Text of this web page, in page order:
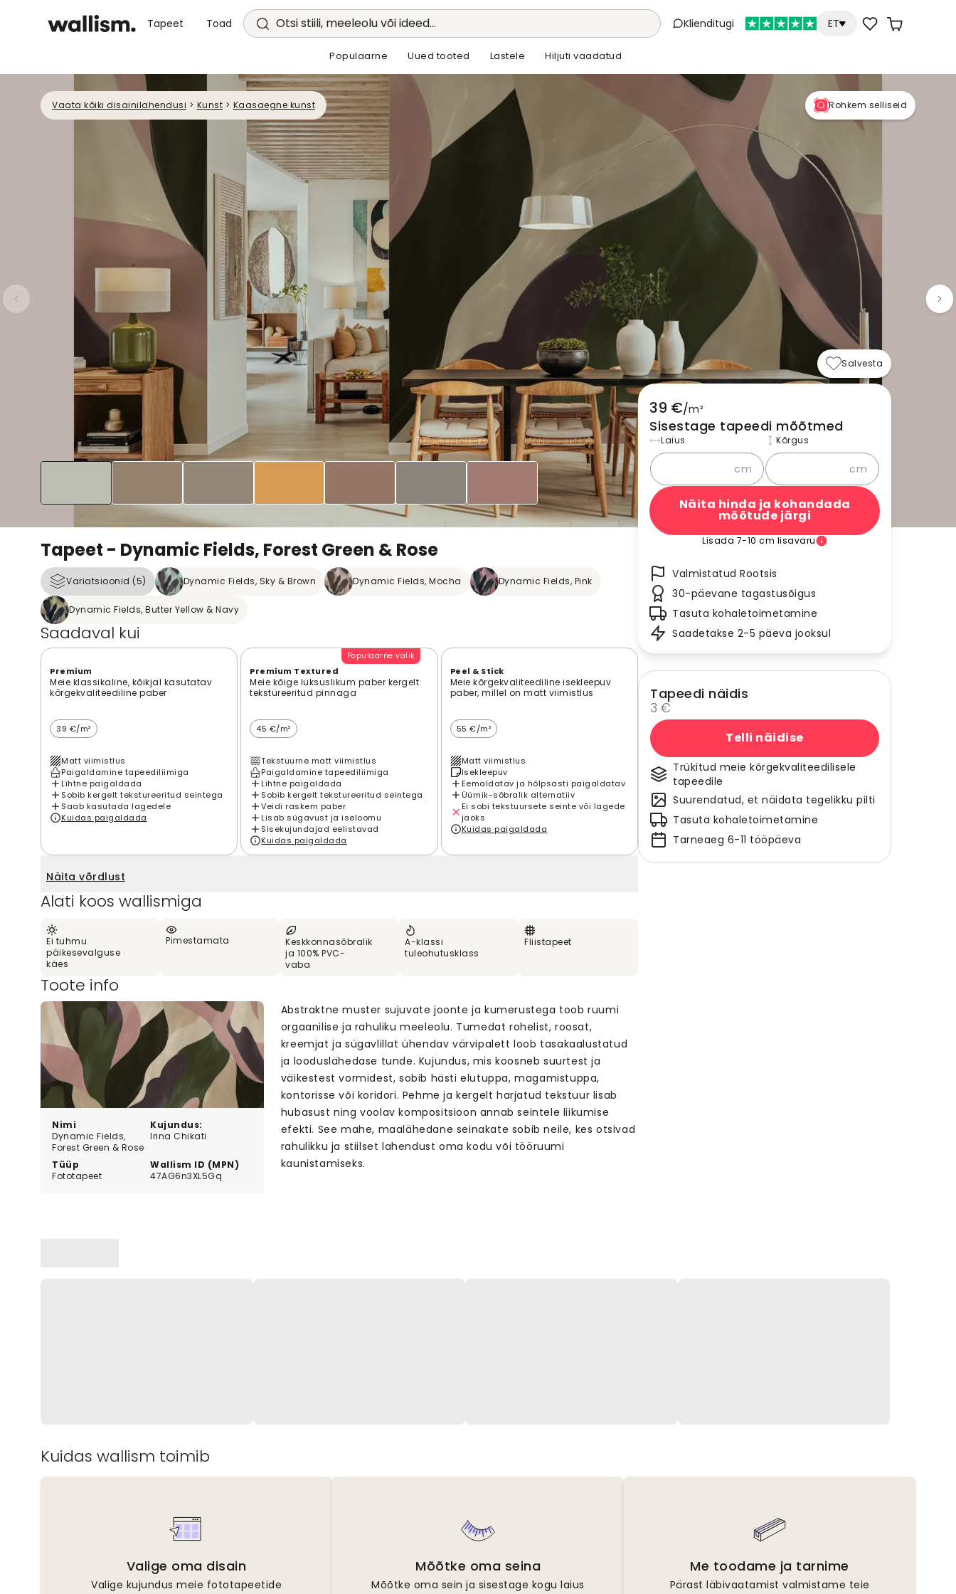
Tapeet Toad Otsi stiili, meeleolu või ideed... Klienditugi ET
Populaarne Uued tooted Lastele Hiljuti vaadatud
Vaata kõiki disainilahendusi > Kunst > Kaasaegne kunst Rohkem selliseid
Tapeet - Dynamic Fields, Forest Green & Rose
Variatsioonid (5) Dynamic Fields, Sky & Brown Dynamic Fields, Mocha Dynamic Fields, Pink
Dynamic Fields, Butter Yellow & Navy
Saadaval kui
Premium
Meie klassikaline, kõikjal kasutatav
kõrgekvaliteediline paber
39 €/m²
Matt viimistlus
Paigaldamine tapeediliimiga
Lihtne paigaldada
Sobib kergelt tekstureeritud seintega
Saab kasutada lagedele
Kuidas paigaldada
Populaarne valik
Premium Textured
Meie kõige luksuslikum paber kergelt
tekstureeritud pinnaga
45 €/m²
Tekstuurne matt viimistlus
Paigaldamine tapeediliimiga
Lihtne paigaldada
Sobib kergelt tekstureeritud seintega
Veidi raskem paber
Lisab sügavust ja iseloomu
Sisekujundajad eelistavad
Kuidas paigaldada
Peel & Stick
Meie kõrgekvaliteediline isekleepuv
paber, millel on matt viimistlus
55 €/m²
Matt viimistlus
Isekleepuv
Eemaldatav ja hõlpsasti paigaldatav
Üürnik-sõbralik alternatiiv
Ei sobi tekstuursete seinte või lagede
jaoks
Kuidas paigaldada
Näita võrdlust
Alati koos wallismiga
Ei tuhmu
päikesevalguse
käes
Pimestamata
Keskkonnasõbralik
ja 100% PVC-
vaba
A-klassi
tuleohutusklass
Fliistapeet
Toote info
Nimi
Dynamic Fields,
Forest Green & Rose
Kujundus:
Irina Chikati
Tüüp
Fototapeet
Wallism ID (MPN)
47AG6n3XL5Gq
Abstraktne muster sujuvate joonte ja kumerustega toob ruumi
orgaanilise ja rahuliku meeleolu. Tumedat rohelist, roosat,
kreemjat ja sügavlillat ühendav värvipalett loob tasakaalustatud
ja looduslähedase tunde. Kujundus, mis koosneb suurtest ja
väikestest vormidest, sobib hästi elutuppa, magamistuppa,
kontorisse või koridori. Pehme ja kergelt harjatud tekstuur lisab
hubasust ning voolav kompositsioon annab seintele liikumise
efekti. See mahe, maalähedane seinakate sobib neile, kes otsivad
rahulikku ja stiilset lahendust oma kodu või tööruumi
kaunistamiseks.
Salvesta
39 €/m²
Sisestage tapeedi mõõtmed
Laius
cm
Kõrgus
cm
Näita hinda ja kohandada
mõõtude järgi
Lisada 7-10 cm lisavaru
Valmistatud Rootsis
30-päevane tagastusõigus
Tasuta kohaletoimetamine
Saadetakse 2-5 päeva jooksul
Tapeedi näidis
3 €
Telli näidise
Trükitud meie kõrgekvaliteedilisele
tapeedile
Suurendatud, et näidata tegelikku pilti
Tasuta kohaletoimetamine
Tarneaeg 6-11 tööpäeva
Kuidas wallism toimib
Valige oma disain
Valige kujundus meie fototapeetide
Mõõtke oma seina
Mõõtke oma sein ja sisestage kogu laius
Me toodame ja tarnime
Pärast läbivaatamist valmistame teie